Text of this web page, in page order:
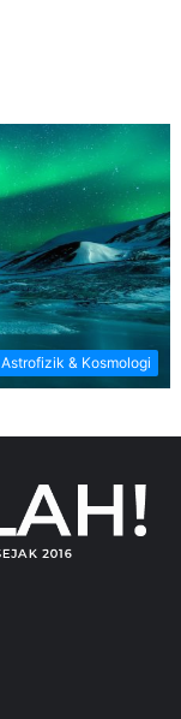
Astrofizik & Kosmologi